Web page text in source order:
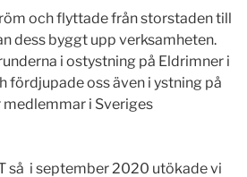
och flyttade från storstaden till
dess byggt upp verksamheten.
i ostystning på Eldrimner i
fördjupade oss även i ystning på
i Sveriges
så i september 2020 utökade vi